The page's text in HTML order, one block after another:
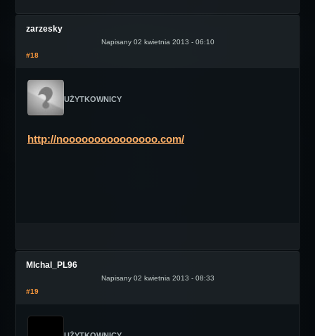
zarzesky
Napisany 02 kwietnia 2013 - 06:10
#18
UŻYTKOWNICY
http://nooooooooooooooo.com/
MIchal_PL96
Napisany 02 kwietnia 2013 - 08:33
#19